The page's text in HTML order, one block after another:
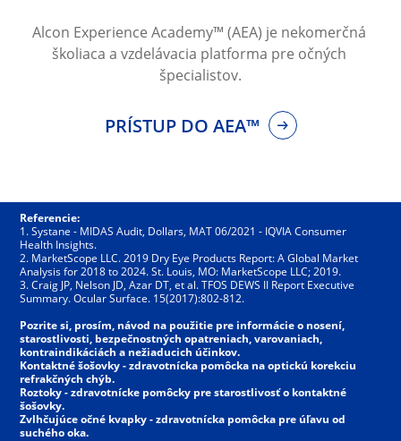
Alcon Experience Academy™ (AEA) je nekomerčná
školiaca a vzdelávacia platforma pre očných
špecialistov.
PRÍSTUP DO AEA™
Referencie:
1. Systane - MIDAS Audit, Dollars, MAT 06/2021 - IQVIA Consumer
Health Insights.
2. MarketScope LLC. 2019 Dry Eye Products Report: A Global Market
Analysis for 2018 to 2024. St. Louis, MO: MarketScope LLC; 2019.
3. Craig JP, Nelson JD, Azar DT, et al. TFOS DEWS II Report Executive
Summary. Ocular Surface. 15(2017):802-812.
Pozrite si, prosím, návod na použitie pre informácie o nosení,
starostlivosti, bezpečnostných opatreniach, varovaniach,
kontraindikáciách a nežiaducich účinkov.
Kontaktné šošovky - zdravotnícka pomôcka na optickú korekciu
refrakčných chýb.
Roztoky - zdravotnícke pomôcky pre starostlivosť o kontaktné
šošovky.
Zvlhčujúce očné kvapky - zdravotnícka pomôcka pre úľavu od
suchého oka.